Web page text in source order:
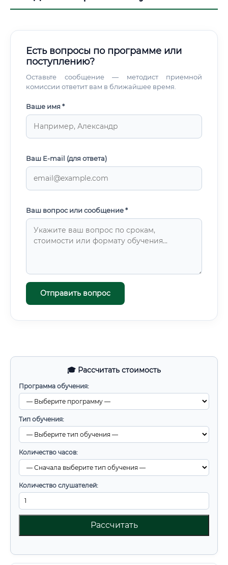
🎓 Рассчитать стоимость
Программа обучения:
Тип обучения:
Количество часов:
Количество слушателей:
Рассчитать
Есть вопросы по программе или
поступлению?
Оставьте сообщение — методист приемной
комиссии ответит вам в ближайшее время.
Ваше имя *
Ваш E-mail (для ответа)
Ваш вопрос или сообщение *
Отправить вопрос